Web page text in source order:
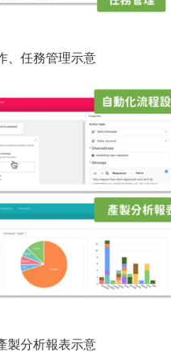
、任務管理示意
製分析報表示意